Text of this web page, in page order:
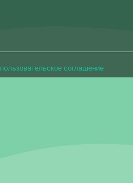
пользовательское соглашение